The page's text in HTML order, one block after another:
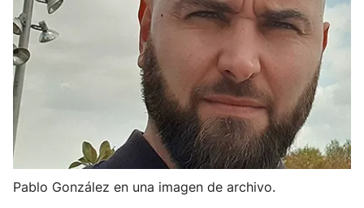
Pablo González en una imagen de archivo.